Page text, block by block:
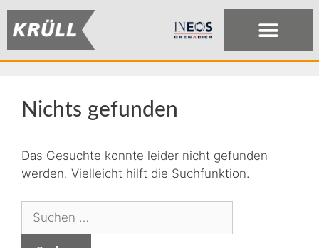
Nichts gefunden
Das Gesuchte konnte leider nicht gefunden
werden. Vielleicht hilft die Suchfunktion.